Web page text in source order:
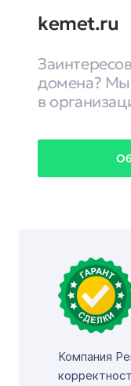
kemet.ru
домена?
в
Компания